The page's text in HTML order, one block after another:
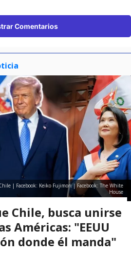
Comentarios
| Facebook: Keiko Fujimori | Facebook: The White
House
Chile, busca unirse
Américas: "EEUU
donde él manda"